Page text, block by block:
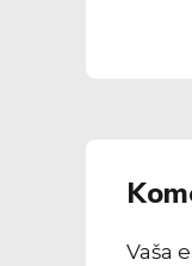
Vaša